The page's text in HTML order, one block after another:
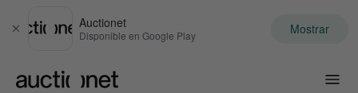
Cerrar
Auctionet
Disponible en Google Play Mostrar